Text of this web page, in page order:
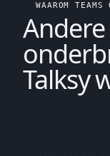
WAAROM TEAMS
Talksy